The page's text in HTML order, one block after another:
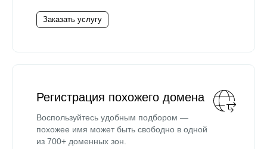
Заказать услугу
Регистрация похожего домена
Воспользуйтесь удобным подбором —
похожее имя может быть свободно в одной
из 700+ доменных зон.